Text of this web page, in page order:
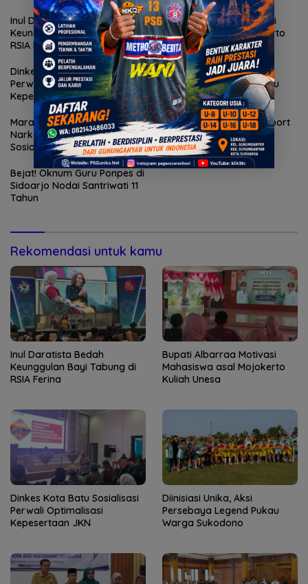
Inul Daratista Bedah
Keunggulan Bayi Tabung di
RSIA Ferina
Bupati Albarraa Motivasi
Mahasiswa asal Mojokerto
Kuliah Unesa
Dinkes Kota Batu Sosialisasi
Perwali Optimalisasi
Kepesertaan JKN
Diinisiasi Unika, Aksi
Persebaya Legend Pukau
Warga Sukodono
Marak Vape Dioplos
Narkotika, Polisi Gencarkan
Sosialisasi
Pemkab Mojokerto Support
Alat Kerja KPM, PKH dan
Disabilitas
Bejat! Oknum Guru Ponpes di
Sidoarjo Nodai Santriwati 11
Tahun
Rekomendasi untuk kamu
Inul Daratista Bedah
Keunggulan Bayi Tabung di
RSIA Ferina
Bupati Albarraa Motivasi
Mahasiswa asal Mojokerto
Kuliah Unesa
Dinkes Kota Batu Sosialisasi
Perwali Optimalisasi
Kepesertaan JKN
Diinisiasi Unika, Aksi
Persebaya Legend Pukau
Warga Sukodono